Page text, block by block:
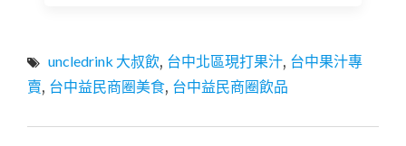
uncledrink 大叔飲, 台中北區現打果汁, 台中果汁專
賣, 台中益民商圈美食, 台中益民商圈飲品